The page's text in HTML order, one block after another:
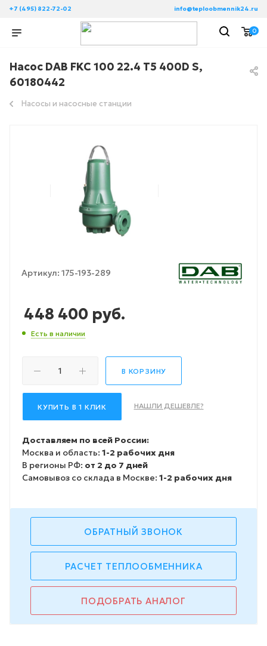
+7 (495) 822-72-02 info@teploobmennik24.ru
0
Насос DAB FKC 100 22.4 T5 400D S,
60180442
Насосы и насосные станции
Артикул: 175-193-289
448 400 руб.
Есть в наличии
В КОРЗИНУ
КУПИТЬ В 1 КЛИК НАШЛИ ДЕШЕВЛЕ?
Доставляем по всей России:
Москва и область: 1-2 рабочих дня
В регионы РФ: от 2 до 7 дней
Самовывоз со склада в Москве: 1-2 рабочих дня
ОБРАТНЫЙ ЗВОНОК
РАСЧЕТ ТЕПЛООБМЕННИКА
ПОДОБРАТЬ АНАЛОГ